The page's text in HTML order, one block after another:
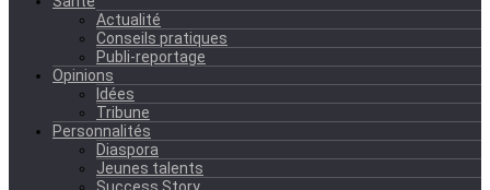
Actualité
Conseils pratiques
Publi-reportage
Opinions
Idées
Tribune
Personnalités
Diaspora
Jeunes talents
Success Story